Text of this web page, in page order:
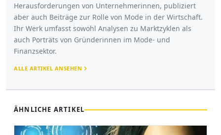
Herausforderungen von Unternehmerinnen, publiziert
aber auch Beiträge zur Rolle von Mode in der Wirtschaft.
Ihr Werk umfasst sowohl Analysen zu Marktzyklen als
auch Porträts von Gründerinnen im Mode- und
Finanzsektor.
ALLE ARTIKEL ANSEHEN
ÄHNLICHE ARTIKEL